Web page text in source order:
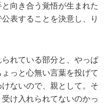
向き合う覚悟が生まれた
公表することを決意し、り
られている部分と、やっぱ
っと心無い言葉を投げて
ないので、親として。そ
け入れられてないのかっ